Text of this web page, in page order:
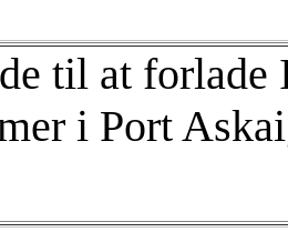
til at forlade
i Port